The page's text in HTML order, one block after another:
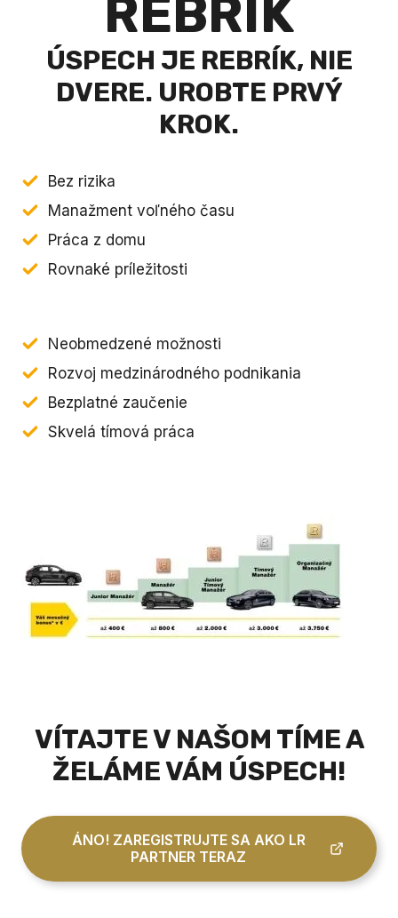
REBRÍK
ÚSPECH JE REBRÍK, NIE
DVERE. UROBTE PRVÝ
KROK.
Bez rizika
Manažment voľného času
Práca z domu
Rovnaké príležitosti
Neobmedzené možnosti
Rozvoj medzinárodného podnikania
Bezplatné zaučenie
Skvelá tímová práca
VÍTAJTE V NAŠOM TÍME A
ŽELÁME VÁM ÚSPECH!
ÁNO! ZAREGISTRUJTE SA AKO LR
PARTNER TERAZ